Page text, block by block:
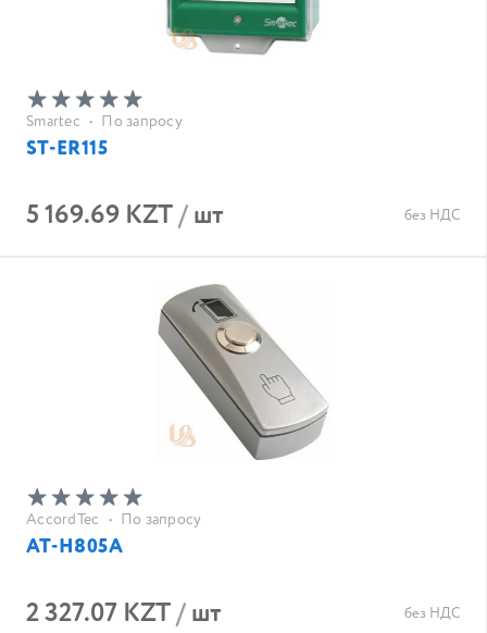
Smartec • По запросу
ST-ER115
5 169.69 KZT/шт без НДС
AccordTec • По запросу
AT-H805A
2 327.07 KZT/шт без НДС